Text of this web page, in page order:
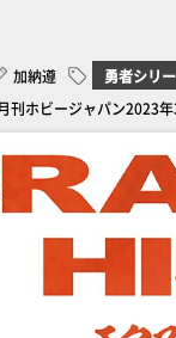
加納遵
勇者シリ
ホビージャパン2023年